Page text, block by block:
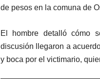
de pesos en la comuna de
El hombre detalló cómo
discusión llegaron a
y boca por el victimario,